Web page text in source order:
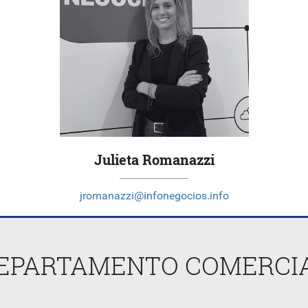
Julieta Romanazzi
jromanazzi@infonegocios.info